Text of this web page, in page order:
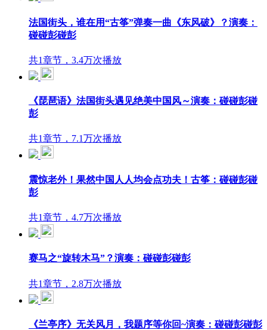
法国街头，谁在用“古筝”弹奏一曲《东风破》？演奏：
碰碰彭碰彭
共1章节，3.4万次播放
《琵琶语》法国街头遇见绝美中国风～演奏：碰碰彭碰
彭
共1章节，7.1万次播放
震惊老外！果然中国人人均会点功夫！古筝：碰碰彭碰
彭
共1章节，4.7万次播放
赛马之“旋转木马”？演奏：碰碰彭碰彭
共1章节，2.8万次播放
《兰亭序》无关风月，我题序等你回~演奏：碰碰彭碰彭